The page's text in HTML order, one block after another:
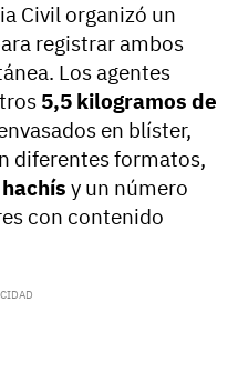
Civil organizó un
registrar ambos
Los agentes
5,5 kilogramos de
en blíster,
diferentes formatos,
y un número
con contenido